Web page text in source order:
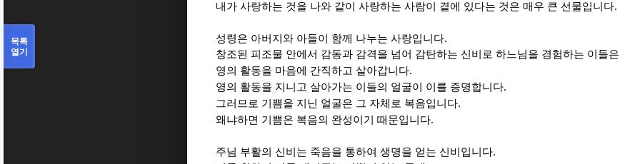
내가 사랑하는 것을 나와 같이 사랑하는 사람이 곁에 있다는 것은 매우 큰 선물입니다.
성령은 아버지와 아들이 함께 나누는 사랑입니다.
창조된 피조물 안에서 감동과 감격을 넘어 감탄하는 신비로 하느님을 경험하는 이들은
영의 활동을 마음에 간직하고 살아갑니다.
영의 활동을 지니고 살아가는 이들의 얼굴이 이를 증명합니다.
그러므로 기쁨을 지닌 얼굴은 그 자체로 복음입니다.
왜냐하면 기쁨은 복음의 완성이기 때문입니다.
주님 부활의 신비는 죽음을 통하여 생명을 얻는 신비입니다.
목록
열기